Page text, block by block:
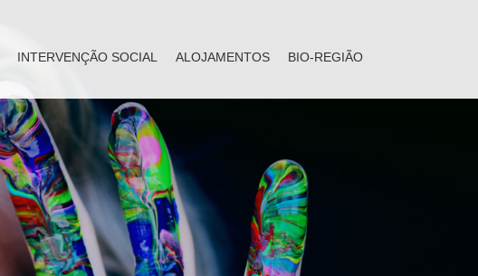
INTERVENÇÃO SOCIAL ALOJAMENTOS BIO-REGIÃO